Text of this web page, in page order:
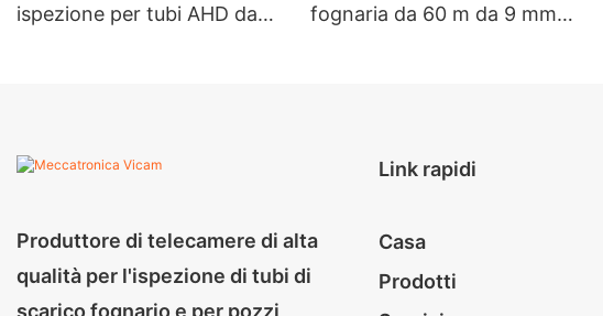
ispezione per tubi AHD da
fognaria da 60 m da 9 mm
Produttore di telecamere di alta
qualità per l'ispezione di tubi di
scarico fognario e per pozzi
Link rapidi
Casa
Prodotti